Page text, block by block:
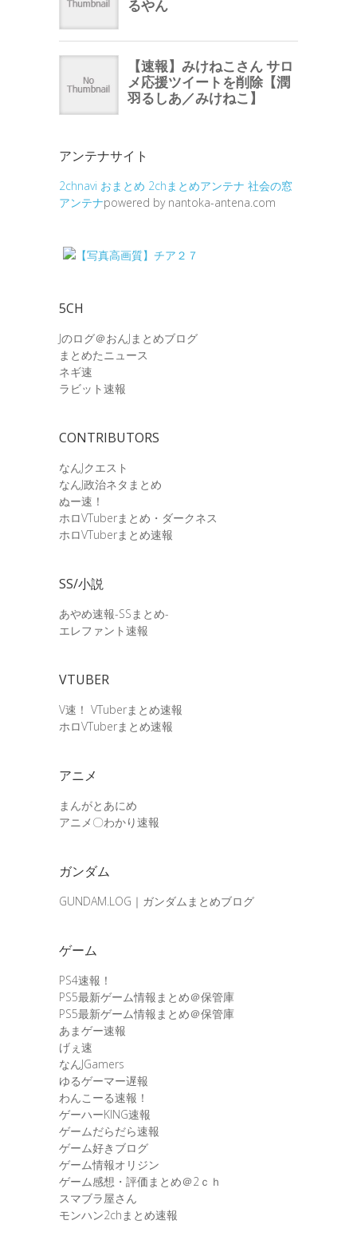
アンテナサイト
2chnavi おまとめ 2chまとめアンテナ 社会の窓
アンテナpowered by nantoka-antena.com
5CH
Jのログ＠おんJまとめブログ
まとめたニュース
ネギ速
ラビット速報
CONTRIBUTORS
なんJクエスト
なんJ政治ネタまとめ
ぬー速！
ホロVTuberまとめ・ダークネス
ホロVTuberまとめ速報
SS/小説
あやめ速報-SSまとめ-
エレファント速報
VTUBER
V速！ VTuberまとめ速報
ホロVTuberまとめ速報
アニメ
まんがとあにめ
アニメ〇わかり速報
ガンダム
GUNDAM.LOG｜ガンダムまとめブログ
ゲーム
PS4速報！
PS5最新ゲーム情報まとめ＠保管庫
PS5最新ゲーム情報まとめ＠保管庫
あまゲー速報
げぇ速
なんJGamers
ゆるゲーマー遅報
わんこーる速報！
ゲーハーKING速報
ゲームだらだら速報
ゲーム好きブログ
ゲーム情報オリジン
ゲーム感想・評価まとめ＠2ｃｈ
スマブラ屋さん
モンハン2chまとめ速報